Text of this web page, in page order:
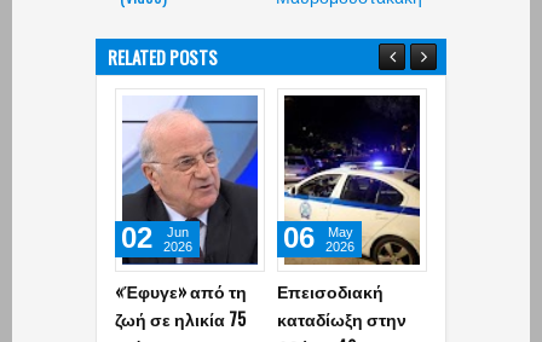
RELATED POSTS
«Έφυγε» από τη
ζωή σε ηλικία 75
02
Jun
2026
Επεισοδιακή
καταδίωξη στην
06
May
2026